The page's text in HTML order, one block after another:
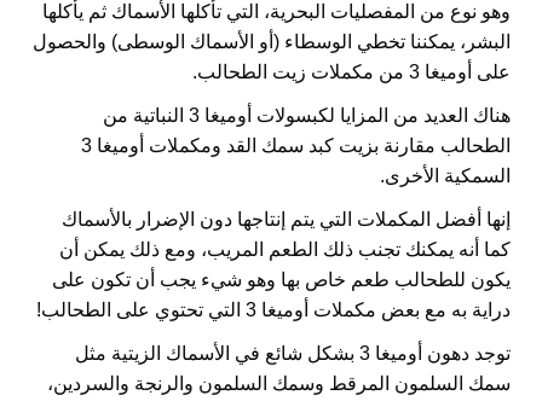
وهو نوع من المفصليات البحرية، التي تأكلها الأسماك ثم يأكلها
البشر، يمكننا تخطي الوسطاء (أو الأسماك الوسطى) والحصول
على أوميغا 3 من مكملات زيت الطحالب.
هناك العديد من المزايا لكبسولات أوميغا 3 النباتية من
الطحالب مقارنة بزيت كبد سمك القد ومكملات أوميغا 3
السمكية الأخرى.
إنها أفضل المكملات التي يتم إنتاجها دون الإضرار بالأسماك
كما أنه يمكنك تجنب ذلك الطعم المريب، ومع ذلك يمكن أن
يكون للطحالب طعم خاص بها وهو شيء يجب أن تكون على
دراية به مع بعض مكملات أوميغا 3 التي تحتوي على الطحالب!
توجد دهون أوميغا 3 بشكل شائع في الأسماك الزيتية مثل
سمك السلمون المرقط وسمك السلمون والرنجة والسردين،